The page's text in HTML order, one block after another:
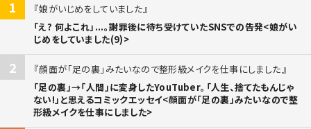
1
娘がいじめをしていました
「え? 何よこれ」...。謝罪後に待ち受けていたSNSでの告発<娘がい
じめをしていました(9)>
2
顔面が「足の裏」みたいなので整形級メイクを仕事にしました
「足の裏」→「人間」に変身したYouTuber。「人生、捨てたもんじゃ
ない!」と思えるコミックエッセイ<顔面が「足の裏」みたいなので整
形級メイクを仕事にしました>